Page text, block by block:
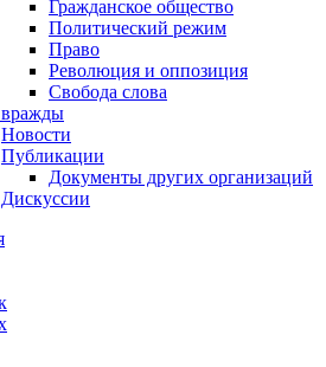
Гражданское общество
Политический режим
Право
Революция и оппозиция
Свобода слова
Новости
Публикации
Документы других организаций
Дискуссии